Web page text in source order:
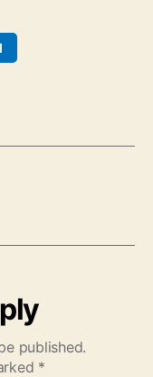
published.
*